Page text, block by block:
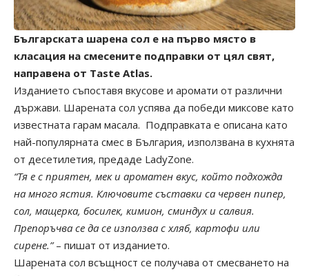
Българската шарена сол е на първо място в
класация на смесените подправки от цял свят,
направена от Taste Atlas.
Изданието съпоставя вкусове и аромати от различни
държави. Шарената сол успява да победи миксове като
известната гарам масала. Подправката е описана като
най-популярната смес в България, използвана в кухнята
от десетилетия, предаде LadyZone.
“Тя е с приятен, мек и ароматен вкус, който подхожда
на много ястия. Ключовите съставки са червен пипер,
сол, мащерка, босилек, кимион, сминдух и салвия.
Препоръчва се да се използва с хляб, картофи или
сирене.”– пишат от изданието.
Шарената сол всъщност се получава от смесването на